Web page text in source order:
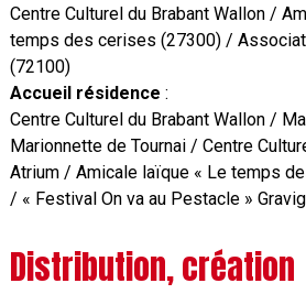
Centre Culturel du Brabant Wallon /
temps des cerises (27300) /
(72100)
Accueil résidence :
Centre Culturel du Brabant Wallon /
Marionnette de Tournai / Centre
Atrium / Amicale laïque « Le temps
/ « Festival On va au Pestacle »
Distribution, création